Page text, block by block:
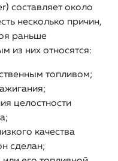
составляет около
несколько причин,
раньше
из них относятся:
топливом;
целостности
качества
сделан;